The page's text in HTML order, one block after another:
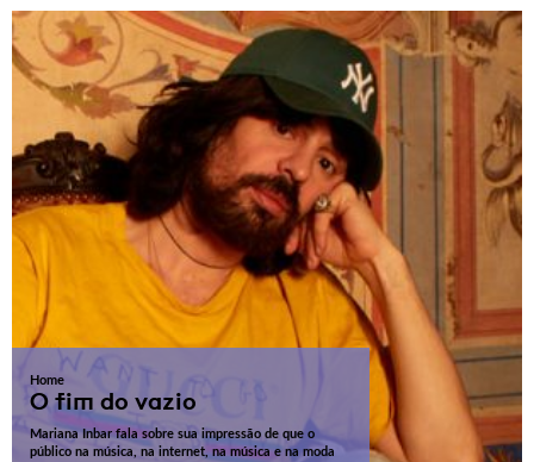
Home
O fim do vazio
Mariana Inbar fala sobre sua impressão de que o
público na música, na internet, na música e na moda